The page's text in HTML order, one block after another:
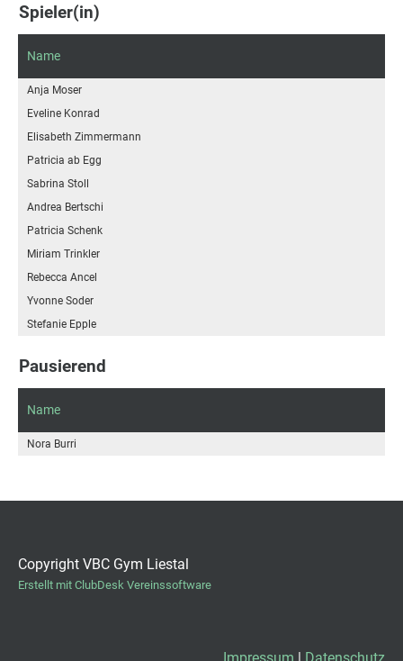
Spieler(in)
Name
Anja Moser
Eveline Konrad
Elisabeth Zimmermann
Patricia ab Egg
Sabrina Stoll
Andrea Bertschi
Patricia Schenk
Miriam Trinkler
Rebecca Ancel
Yvonne Soder
Stefanie Epple
Pausierend
Name
Nora Burri
Copyright VBC Gym Liestal
Erstellt mit ClubDesk Vereinssoftware
Impressum | Datenschutz